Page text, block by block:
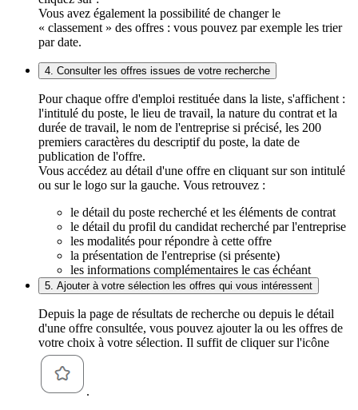
Vous avez également la possibilité de changer le
« classement » des offres : vous pouvez par exemple les trier
par date.
4. Consulter les offres issues de votre recherche
Pour chaque offre d'emploi restituée dans la liste, s'affichent :
l'intitulé du poste, le lieu de travail, la nature du contrat et la
durée de travail, le nom de l'entreprise si précisé, les 200
premiers caractères du descriptif du poste, la date de
publication de l'offre.
Vous accédez au détail d'une offre en cliquant sur son intitulé
ou sur le logo sur la gauche. Vous retrouvez :
le détail du poste recherché et les éléments de contrat
le détail du profil du candidat recherché par l'entreprise
les modalités pour répondre à cette offre
la présentation de l'entreprise (si présente)
les informations complémentaires le cas échéant
5. Ajouter à votre sélection les offres qui vous intéressent
Depuis la page de résultats de recherche ou depuis le détail
d'une offre consultée, vous pouvez ajouter la ou les offres de
votre choix à votre sélection. Il suffit de cliquer sur l'icône
.